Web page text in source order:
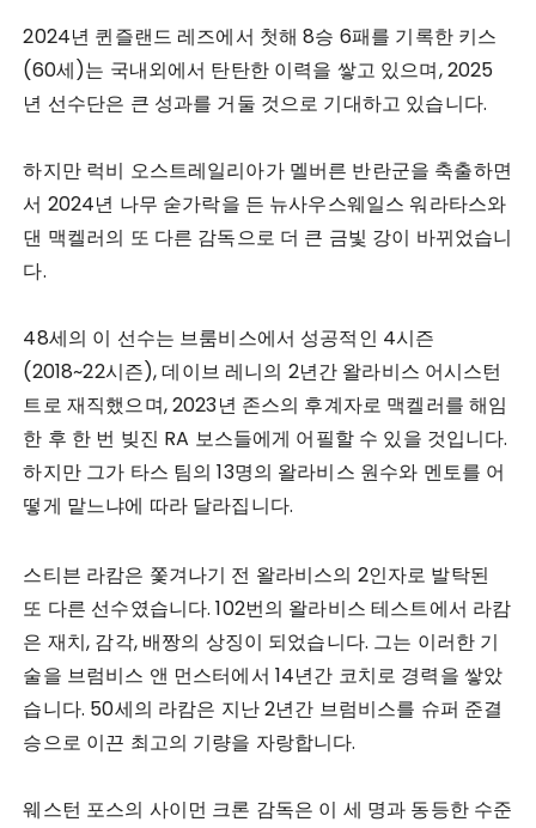
2024년 퀸즐랜드 레즈에서 첫해 8승 6패를 기록한 키스
(60세)는 국내외에서 탄탄한 이력을 쌓고 있으며, 2025
년 선수단은 큰 성과를 거둘 것으로 기대하고 있습니다.
하지만 럭비 오스트레일리아가 멜버른 반란군을 축출하면
서 2024년 나무 숟가락을 든 뉴사우스웨일스 워라타스와
댄 맥켈러의 또 다른 감독으로 더 큰 금빛 강이 바뀌었습니
다.
48세의 이 선수는 브룸비스에서 성공적인 4시즌
(2018~22시즌), 데이브 레니의 2년간 왈라비스 어시스턴
트로 재직했으며, 2023년 존스의 후계자로 맥켈러를 해임
한 후 한 번 빚진 RA 보스들에게 어필할 수 있을 것입니다.
하지만 그가 타스 팀의 13명의 왈라비스 원수와 멘토를 어
떻게 맡느냐에 따라 달라집니다.
스티븐 라캄은 쫓겨나기 전 왈라비스의 2인자로 발탁된
또 다른 선수였습니다. 102번의 왈라비스 테스트에서 라캄
은 재치, 감각, 배짱의 상징이 되었습니다. 그는 이러한 기
술을 브럼비스 앤 먼스터에서 14년간 코치로 경력을 쌓았
습니다. 50세의 라캄은 지난 2년간 브럼비스를 슈퍼 준결
승으로 이끈 최고의 기량을 자랑합니다.
웨스턴 포스의 사이먼 크론 감독은 이 세 명과 동등한 수준